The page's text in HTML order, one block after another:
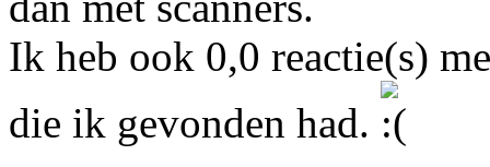
Ik heb ook 0,0 reactie(s)
die ik gevonden had.